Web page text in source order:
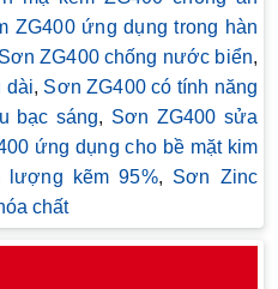
ZG400 ứng dụng trong hàn
Sơn ZG400 chống nước biển,
dài, Sơn ZG400 có tính năng
bạc sáng, Sơn ZG400 sửa
ứng dụng cho bề mặt kim
lượng kẽm 95%, Sơn Zinc
chất